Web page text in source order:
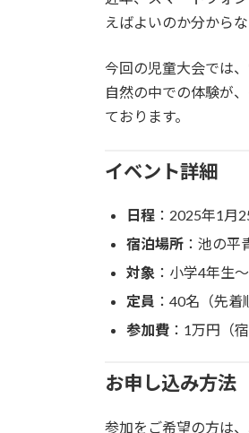
えばよいのか分から
今回の児童大会では
自然の中での体験が
ております。
イベント詳細
日程 ：2025年1月
宿泊場所 ：池の平
対象 ：小学4年生
定員 ：40名（先着
参加費 ：1万円（
お申し込み方法
参加をご希望の方は